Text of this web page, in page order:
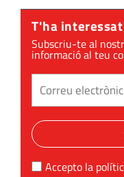
T'ha
Subscriu-te al
informació al teu
Accepto la